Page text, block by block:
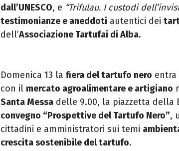
dall’UNESCO, e “Trifulau. I custodi
testimonianze e aneddoti autentici dei
dell’Associazione Tartufai di Alba.
Domenica 13 la fiera del tartufo nero
con il mercato agroalimentare e artigiano
Santa Messa delle 9.00, la piazzetta della
convegno “Prospettive del Tartufo Nero”,
cittadini e amministratori sui temi
crescita sostenibile del tartufo.